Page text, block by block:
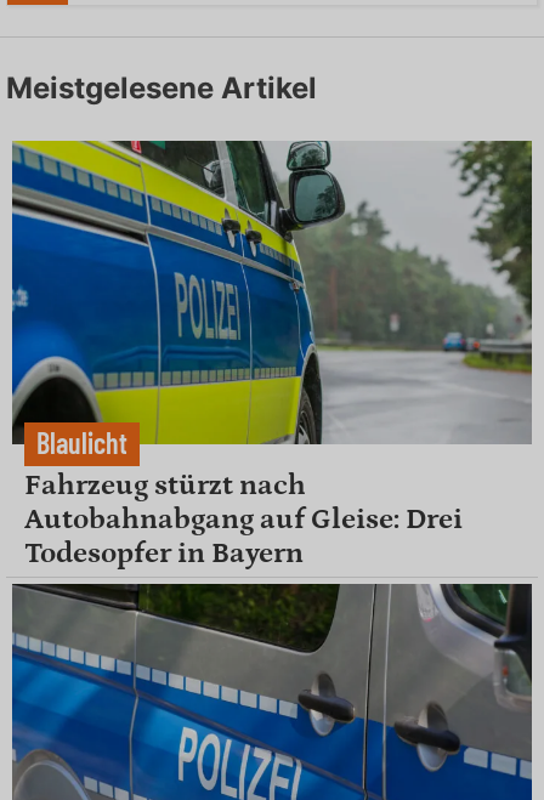
Meistgelesene Artikel
Blaulicht
Fahrzeug stürzt nach
Autobahnabgang auf Gleise: Drei
Todesopfer in Bayern